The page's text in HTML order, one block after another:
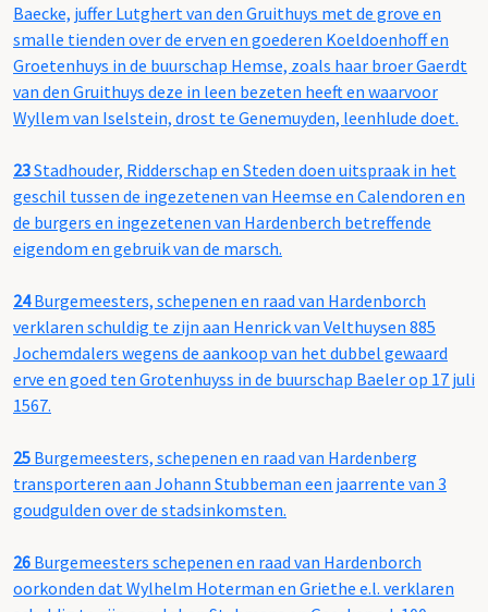
Baecke, juffer Lutghert van den Gruithuys met de grove en
smalle tienden over de erven en goederen Koeldoenhoff en
Groetenhuys in de buurschap Hemse, zoals haar broer Gaerdt
van den Gruithuys deze in leen bezeten heeft en waarvoor
Wyllem van Iselstein, drost te Genemuyden, leenhlude doet.
23Stadhouder, Ridderschap en Steden doen uitspraak in het
geschil tussen de ingezetenen van Heemse en Calendoren en
de burgers en ingezetenen van Hardenberch betreffende
eigendom en gebruik van de marsch.
24Burgemeesters, schepenen en raad van Hardenborch
verklaren schuldig te zijn aan Henrick van Velthuysen 885
Jochemdalers wegens de aankoop van het dubbel gewaard
erve en goed ten Grotenhuyss in de buurschap Baeler op 17 juli
1567.
25 Burgemeesters, schepenen en raad van Hardenberg
transporteren aan Johann Stubbeman een jaarrente van 3
goudgulden over de stadsinkomsten.
26 Burgemeesters schepenen en raad van Hardenborch
oorkonden dat Wylhelm Hoterman en Griethe e.l. verklaren